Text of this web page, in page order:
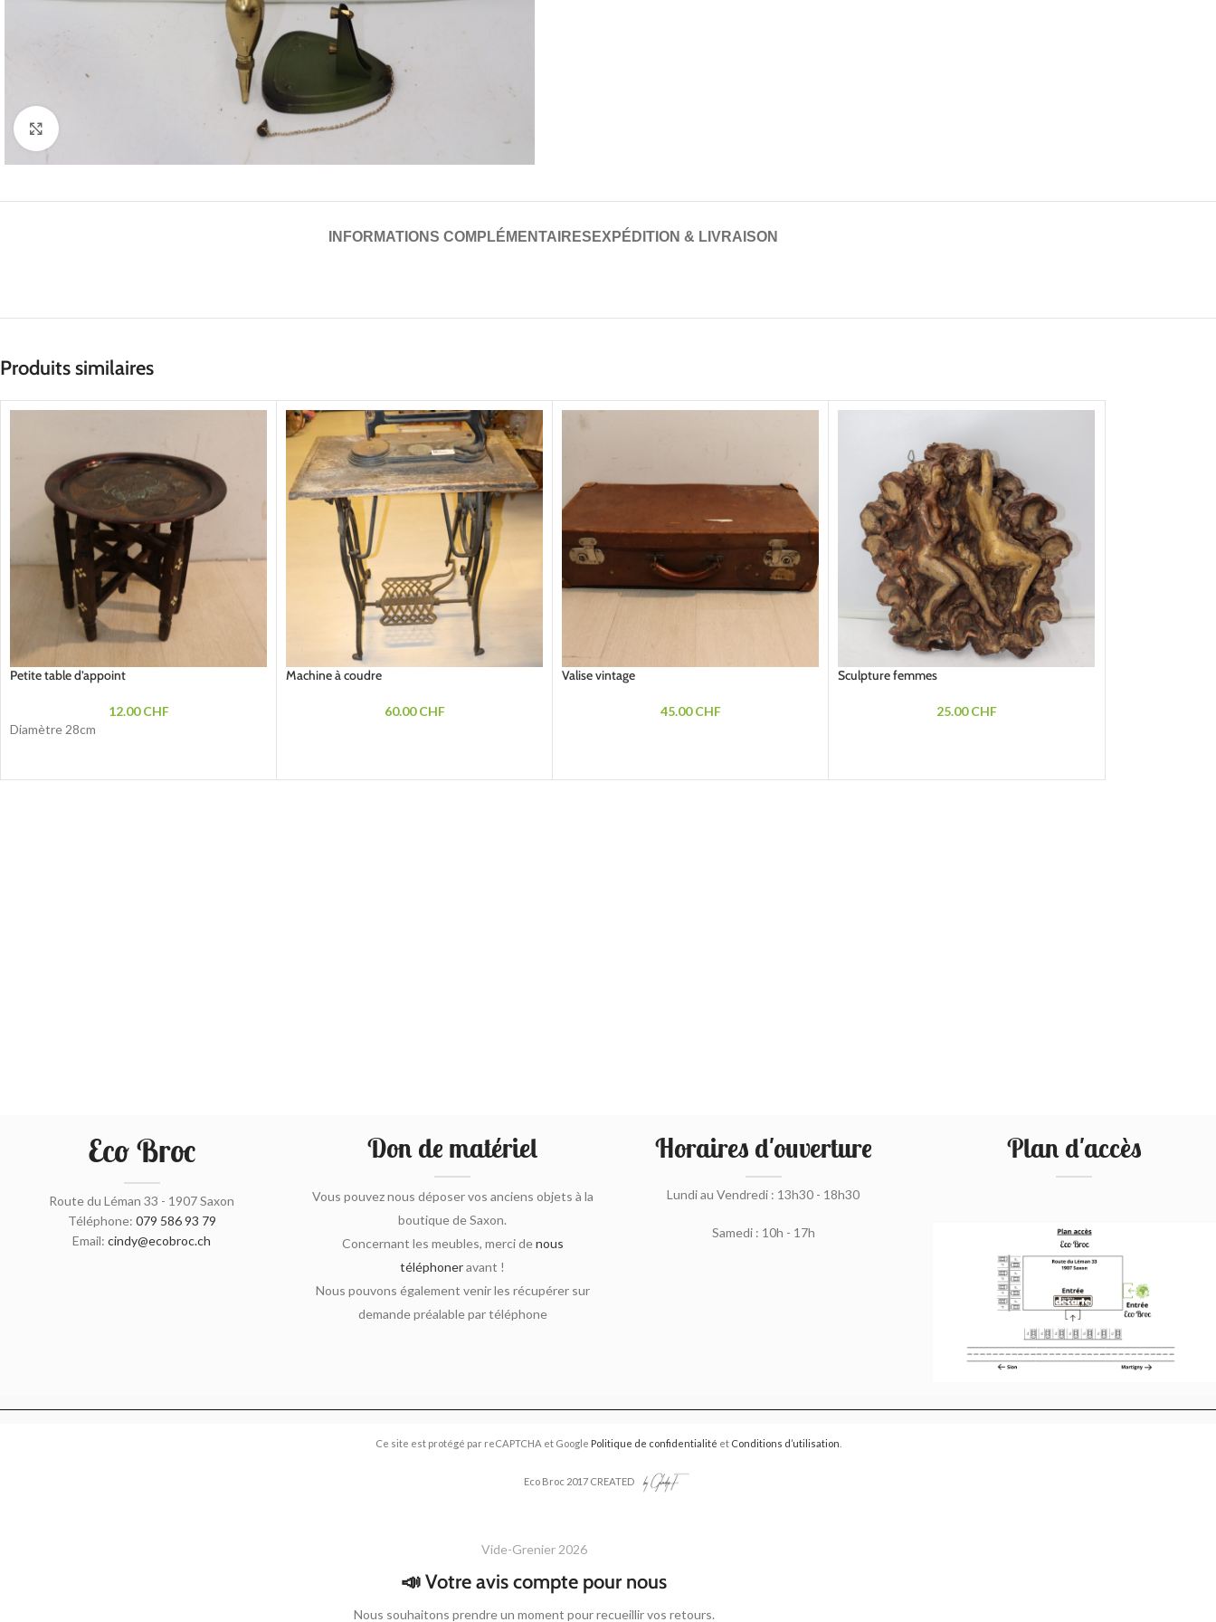
INFORMATIONS COMPLÉMENTAIRES EXPÉDITION & LIVRAISON
Produits similaires
Petite table d’appoint
12.00CHF
Diamètre 28cm
Machine à coudre
60.00CHF
Valise vintage
45.00CHF
Sculpture femmes
25.00CHF
Eco Broc
Route du Léman 33 - 1907 Saxon
Téléphone: 079 586 93 79
Email:cindy@ecobroc.ch
Don de matériel
Vous pouvez nous déposer vos anciens objets à la
boutique de Saxon.
Concernant les meubles, merci denous
téléphoneravant !
Nous pouvons également venir les récupérer sur
demande préalable par téléphone
Horaires d'ouverture
Lundi au Vendredi : 13h30 - 18h30
Samedi : 10h - 17h
Plan d'accès
Ce site est protégé par reCAPTCHA et Google Politique de confidentialité et Conditions d’utilisation
Eco Broc 2017 CREATED
Vide-Grenier 2026
📣 Votre avis compte pour nous
Nous souhaitons prendre un moment pour recueillir vos retours.